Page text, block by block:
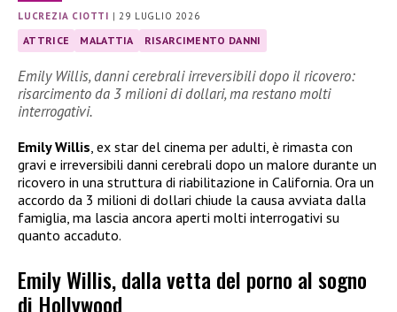
LUCREZIA CIOTTI |29 LUGLIO 2026
ATTRICE MALATTIA RISARCIMENTO DANNI
Emily Willis, danni cerebrali irreversibili dopo il ricovero:
risarcimento da 3 milioni di dollari, ma restano molti
interrogativi.
Emily Willis , ex star del cinema per adulti, è rimasta con
gravi e irreversibili danni cerebrali dopo un malore durante un
ricovero in una struttura di riabilitazione in California. Ora un
accordo da 3 milioni di dollari chiude la causa avviata dalla
famiglia, ma lascia ancora aperti molti interrogativi su
quanto accaduto.
Emily Willis, dalla vetta del porno al sogno
di Hollywood